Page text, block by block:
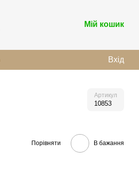
Мій кошик
Вхід
Артикул
10853
Порівняти В бажання